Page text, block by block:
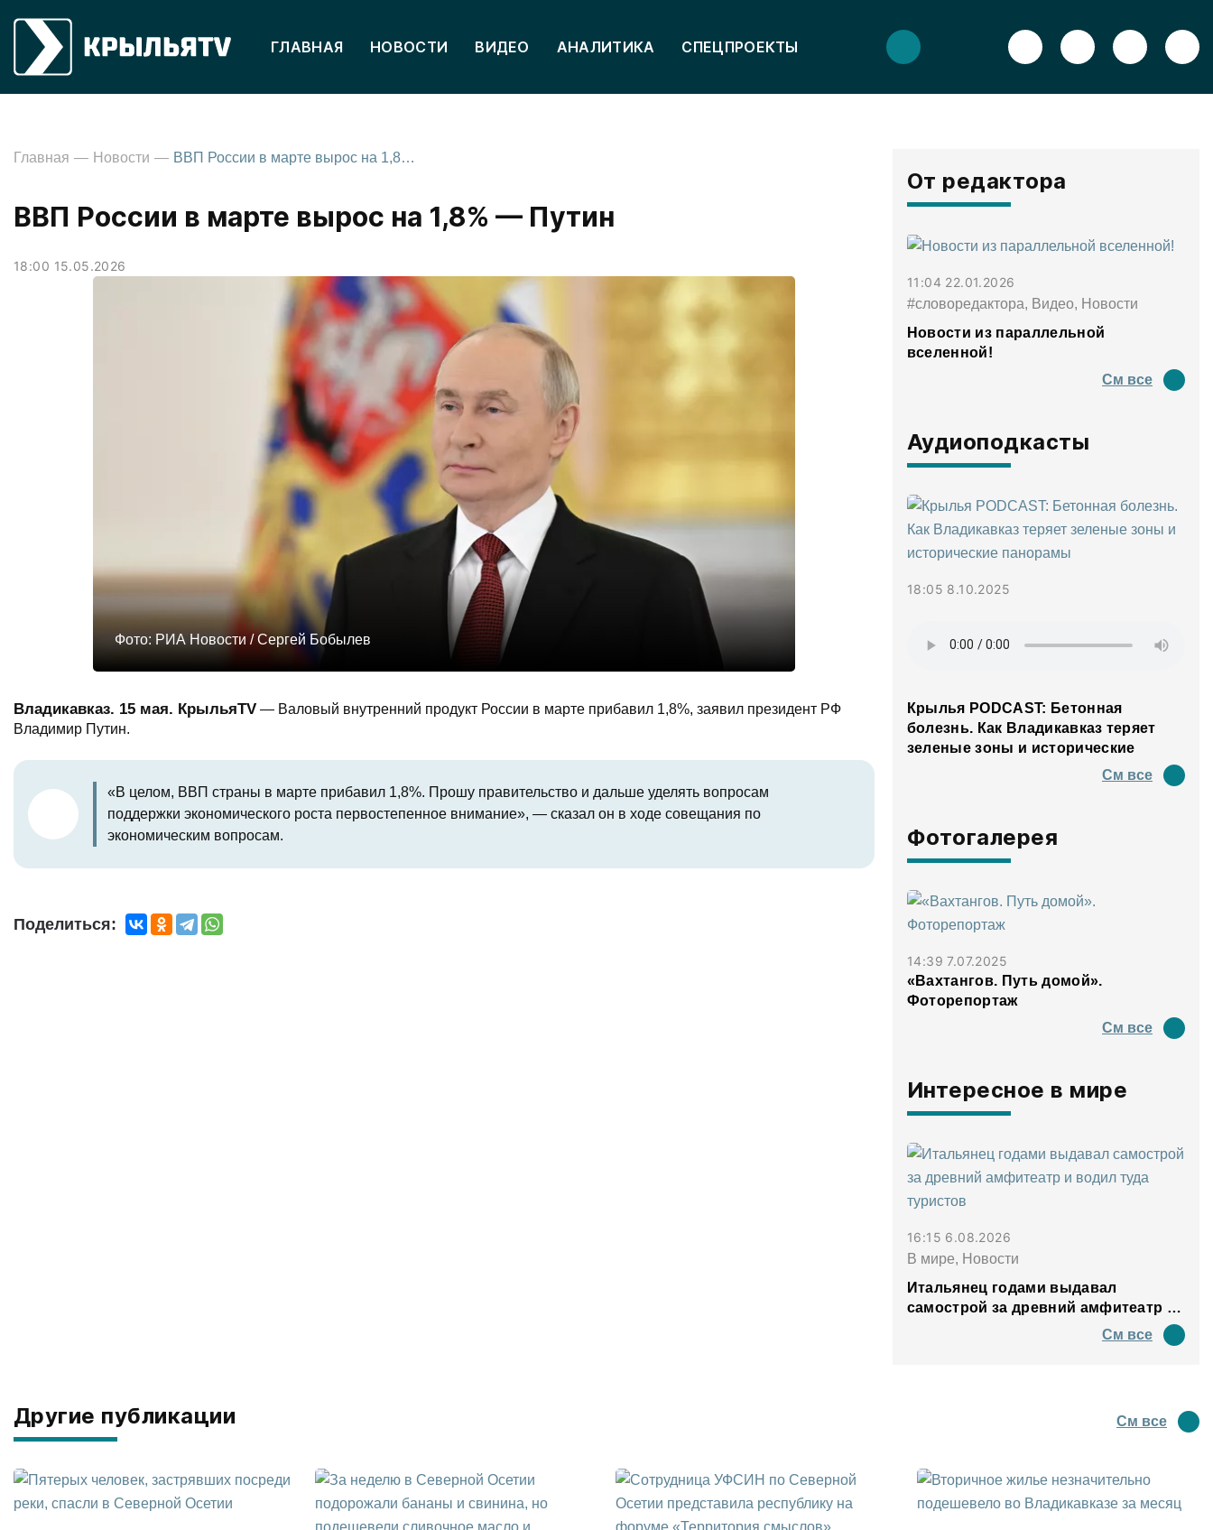
ГЛАВНАЯ НОВОСТИ ВИДЕО АНАЛИТИКА СПЕЦПРОЕКТЫ
Главная Новости ВВП России в марте вырос на 1,8% — Путин
ВВП России в марте вырос на 1,8% — Путин
18:00 15.05.2026
Фото: РИА Новости / Сергей Бобылев
Владикавказ. 15 мая. КрыльяTV — Валовый внутренний продукт России в марте прибавил 1,8%, заявил президент РФ
Владимир Путин.
«В целом, ВВП страны в марте прибавил 1,8%. Прошу правительство и дальше уделять вопросам
поддержки экономического роста первостепенное внимание», — сказал он в ходе совещания по
экономическим вопросам.
Поделиться:
От редактора
11:04 22.01.2026
#словоредактора, Видео, Новости
Новости из параллельной
вселенной!
См все
Аудиоподкасты
18:05 8.10.2025
Крылья PODCAST: Бетонная
болезнь. Как Владикавказ теряет
зеленые зоны и исторические
См все
Фотогалерея
14:39 7.07.2025
«Вахтангов. Путь домой».
Фоторепортаж
См все
Интересное в мире
16:15 6.08.2026
В мире, Новости
Итальянец годами выдавал
самострой за древний амфитеатр и
См все
Другие публикации См все